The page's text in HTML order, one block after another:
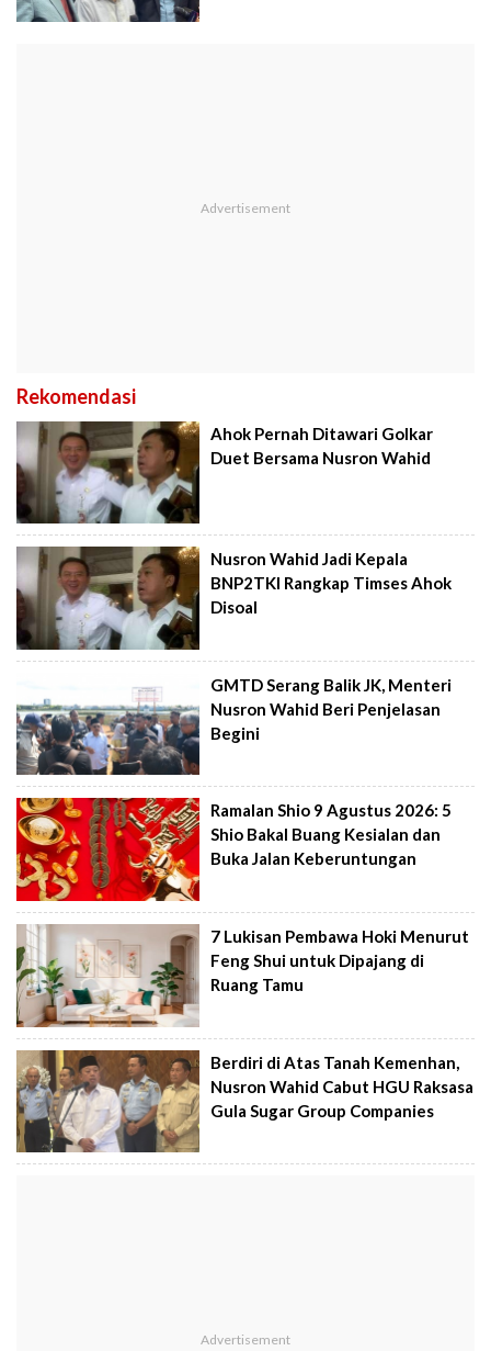
Rekomendasi
Ahok Pernah Ditawari Golkar
Duet Bersama Nusron Wahid
Nusron Wahid Jadi Kepala
BNP2TKI Rangkap Timses Ahok
Disoal
GMTD Serang Balik JK, Menteri
Nusron Wahid Beri Penjelasan
Begini
Ramalan Shio 9 Agustus 2026: 5
Shio Bakal Buang Kesialan dan
Buka Jalan Keberuntungan
7 Lukisan Pembawa Hoki Menurut
Feng Shui untuk Dipajang di
Ruang Tamu
Berdiri di Atas Tanah Kemenhan,
Nusron Wahid Cabut HGU Raksasa
Gula Sugar Group Companies